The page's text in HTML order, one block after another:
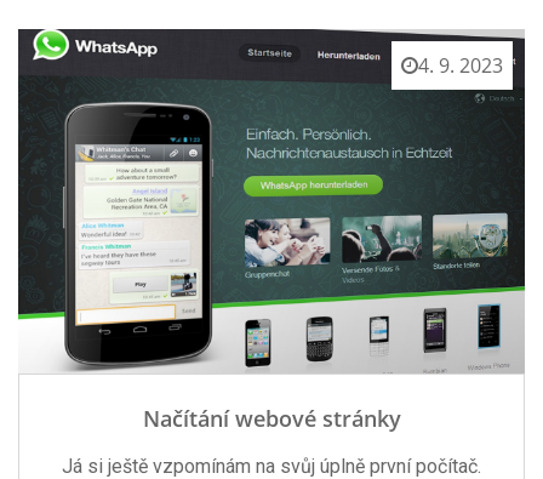
4. 9. 2023
Načítání webové stránky
Já si ještě vzpomínám na svůj úplně první počítač.